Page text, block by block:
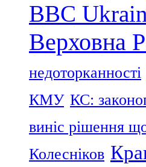
BBC
Верховна
недоторканності
КМУ КС:
виніс рішення
Колесніков